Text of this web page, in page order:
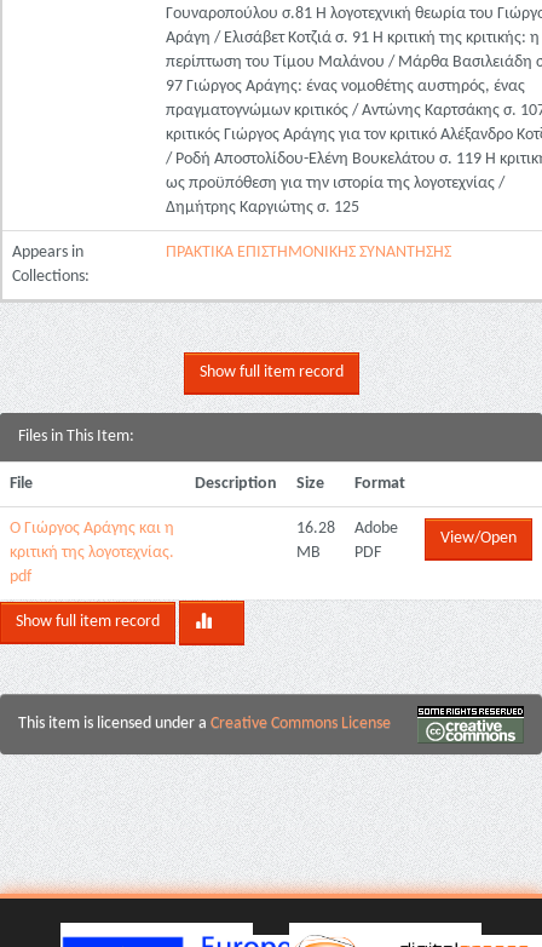
Γουναροπούλου σ.81 Η λογοτεχνική θεωρία του
Αράγη / Ελισάβετ Κοτζιά σ. 91 Η κριτική της κριτικής: η
περίπτωση του Τίμου Μαλάνου / Μάρθα Βασιλειάδη
97 Γιώργος Αράγης: ένας νομοθέτης αυστηρός, ένας
πραγματογνώμων κριτικός / Αντώνης Καρτσάκης σ.
κριτικός Γιώργος Αράγης για τον κριτικό Αλέξανδρο
/ Ροδή Αποστολίδου-Ελένη Βουκελάτου σ. 119 Η
ως προϋπόθεση για την ιστορία της λογοτεχνίας /
Δημήτρης Καργιώτης σ. 125
Appears in
Collections:
ΠΡΑΚΤΙΚΑ ΕΠΙΣΤΗΜΟΝΙΚΗΣ ΣΥΝΑΝΤΗΣΗΣ
Show full item record
Files in This Item:
File Description Size Format
Ο Γιώργος Αράγης και η
κριτική της λογοτεχνίας.
pdf
16.28
MB
Adobe
PDF
View/Open
Show full item record
This item is licensed under a Creative Commons License